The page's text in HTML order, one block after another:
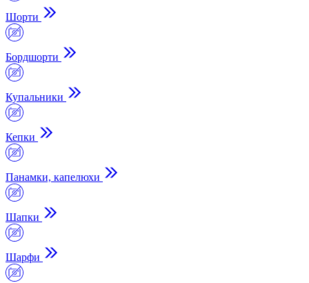
Шорти
Бордшорти
Купальники
Кепки
Панамки, капелюхи
Шапки
Шарфи